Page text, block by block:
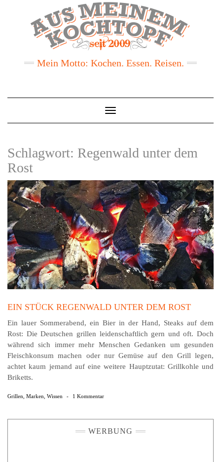
Mein Motto: Kochen. Essen. Reisen.
Toggle
Navigation
Schlagwort: Regenwald unter dem
Rost
EIN STÜCK REGENWALD UNTER DEM ROST
Ein lauer Sommerabend, ein Bier in der Hand, Steaks auf dem
Rost: Die Deutschen grillen leidenschaftlich gern und oft. Doch
während sich immer mehr Menschen Gedanken um gesunden
Fleischkonsum machen oder nur Gemüse auf den Grill legen,
achtet kaum jemand auf eine weitere Hauptzutat: Grillkohle und
Briketts.
Grillen Marken Wissen - 1 Kommentar
WERBUNG